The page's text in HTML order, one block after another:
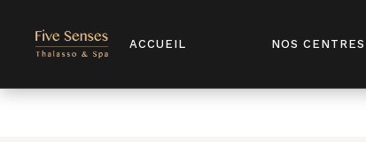
Notice: Undefined index: license in /home/u907398568/
ACCUEIL NOS CENTRES